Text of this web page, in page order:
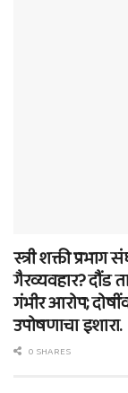
स्त्री शक्ती प्रभाग
गैरव्यवहार? दौंड
गंभीर आरोप;
उपोषणाचा इशारा.
0 SHARES